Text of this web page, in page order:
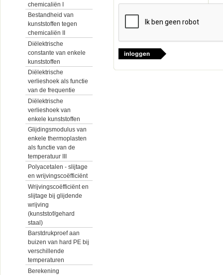
chemicaliën I
Bestandheid van
kunststoffen tegen
chemicaliën II
Diëlektrische
constante van enkele
kunststoffen
Diëlektrische
verlieshoek als functie
van de frequentie
Diëlektrische
verlieshoek van
enkele kunststoffen
Glijdingsmodulus van
enkele thermoplasten
als functie van de
temperatuur III
Polyacetalen - slijtage
en wrijvingscoëfficiënt
Wrijvingscoëfficiënt en
slijtage bij glijdende
wrijving
(kunststof/gehard
staal)
Barstdrukproef aan
buizen van hard PE bij
verschillende
temperaturen
Berekening